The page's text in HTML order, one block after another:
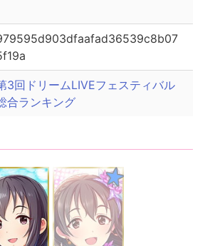
3回ドリームLIVEフェスティバル
合ランキング